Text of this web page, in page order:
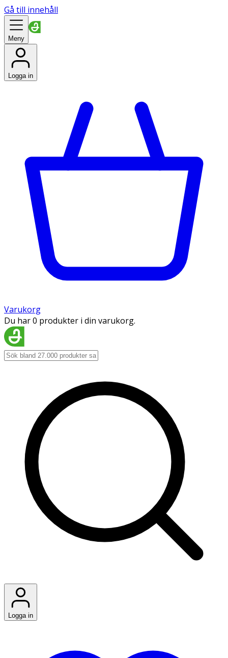
Gå till innehåll
Meny
Logga in
Varukorg
Du har 0 produkter i din varukorg.
Logga in